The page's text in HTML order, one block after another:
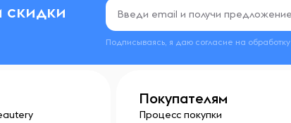
скидки
Подписываясь, я даю согласие на обработку
Покупателям
Процесс покупки